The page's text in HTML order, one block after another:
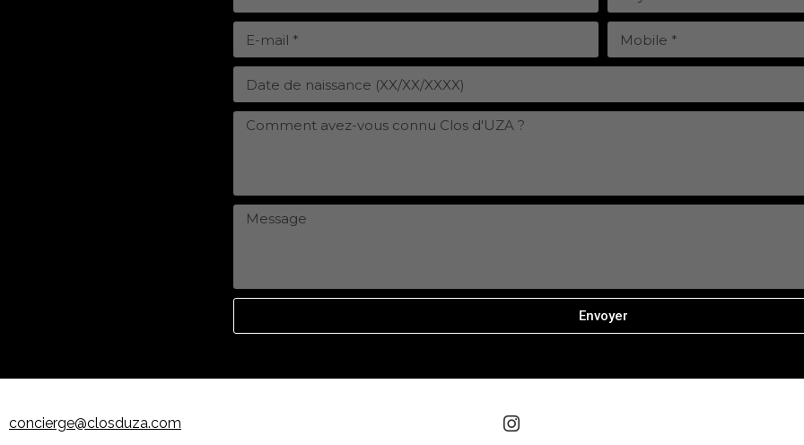
Envoyer
concierge@closduza.com